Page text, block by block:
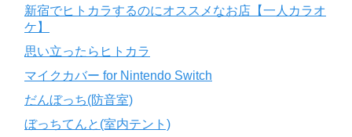
新宿でヒトカラするのにオススメなお店【一人カラオ
ケ】
思い立ったらヒトカラ
マイクカバー for Nintendo Switch
だんぼっち(防音室)
ぼっちてんと(室内テント)